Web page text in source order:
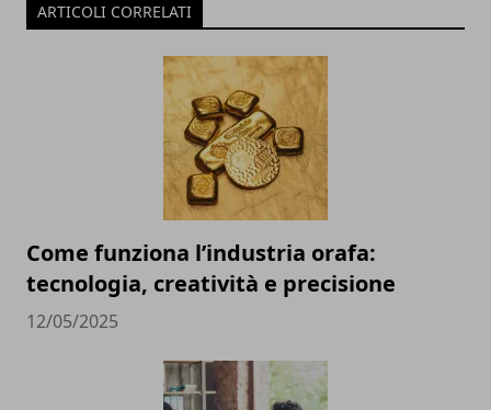
ARTICOLI CORRELATI
Come funziona l’industria orafa:
tecnologia, creatività e precisione
12/05/2025